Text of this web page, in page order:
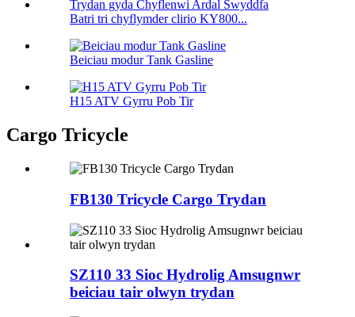
Batri tri chyflymder clirio KY800...
Beiciau modur Tank Gasline
H15 ATV Gyrru Pob Tir
Cargo Tricycle
FB130 Tricycle Cargo Trydan
SZ110 33 Sioc Hydrolig Amsugnwr
beiciau tair olwyn trydan